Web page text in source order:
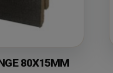
80X15MM